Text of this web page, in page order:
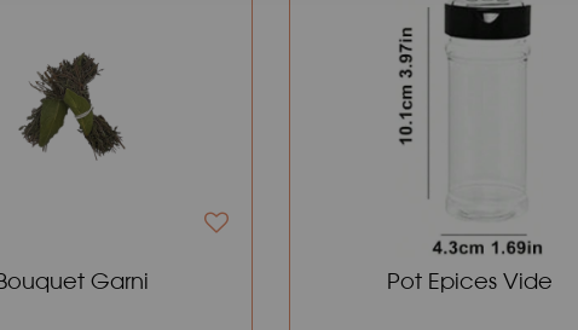
Garni Pot Epices Vide